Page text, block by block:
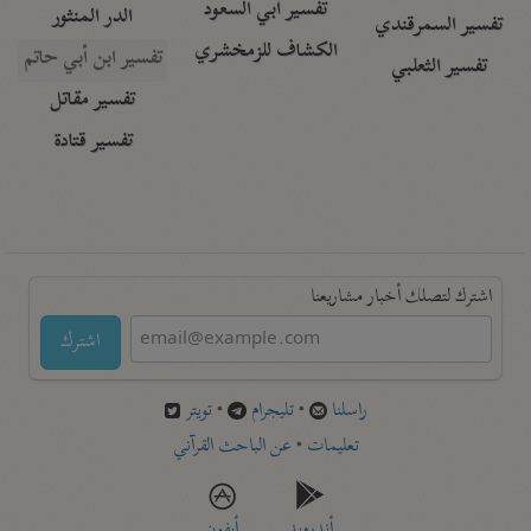
تفسير السمرقندي
تفسير الثعلبي
تفسير أبي السعود
الكشاف للزمخشري
الدر المنثور
تفسير ابن أبي حاتم
تفسير مقاتل
تفسير قتادة
اشترك لتصلك أخبار مشاريعنا
اشترك
راسلنا •تليجرام •تويتر
تعليمات •عن الباحث القرآني